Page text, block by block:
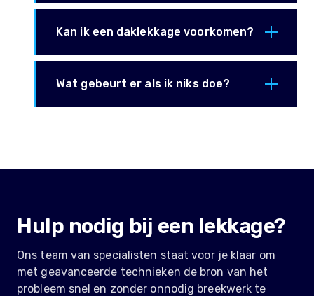
Kan ik een daklekkage voorkomen?
Wat gebeurt er als ik niks doe?
Hulp nodig bij een lekkage?
Ons team van specialisten staat voor je klaar om
met geavanceerde technieken de bron van het
probleem snel en zonder onnodig breekwerk te